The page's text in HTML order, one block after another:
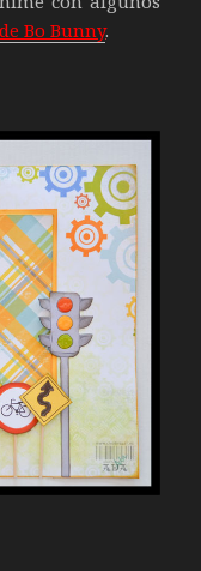
Bo Bunny.